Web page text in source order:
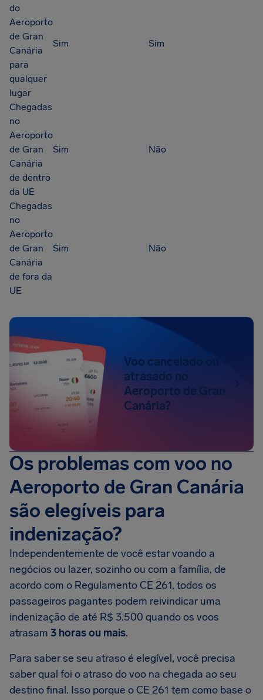
do
Aeroporto
de Gran
Canária
para
qualquer
lugar
Sim Sim
Chegadas
no
Aeroporto
de Gran
Canária
de dentro
da UE
Sim Não
Chegadas
no
Aeroporto
de Gran
Canária
de fora da
UE
Sim Não
Voo cancelado ou
atrasado no
Aeroporto de Gran
Canária?
Os problemas com voo no
Aeroporto de Gran Canária
são elegíveis para
indenização?
Independentemente de você estar voando a
negócios ou lazer, sozinho ou com a família, de
acordo com o Regulamento CE 261, todos os
passageiros pagantes podem reivindicar uma
indenização de até R$ 3.500 quando os voos
atrasam 3 horas ou mais.
Para saber se seu atraso é elegível, você precisa
saber qual foi o atraso do voo na chegada ao seu
destino final. Isso porque o CE 261 tem como base o